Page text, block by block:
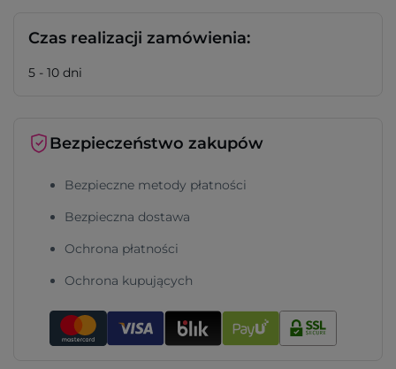
Czas realizacji zamówienia:
5 - 10 dni
Bezpieczeństwo zakupów
Bezpieczne metody płatności
Bezpieczna dostawa
Ochrona płatności
Ochrona kupujących